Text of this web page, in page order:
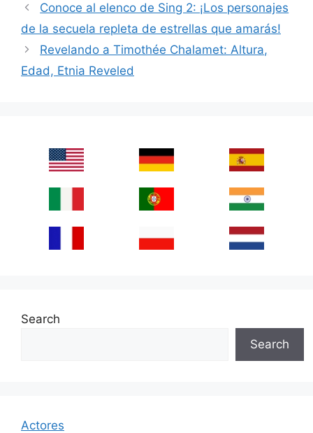
Conoce al elenco de Sing 2: ¡Los personajes
de la secuela repleta de estrellas que amarás!
Revelando a Timothée Chalamet: Altura,
Edad, Etnia Reveled
Search
Search
Actores